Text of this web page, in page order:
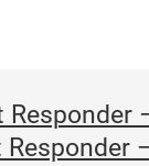
Responder